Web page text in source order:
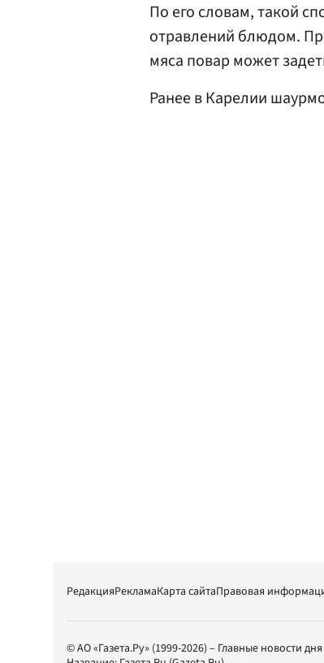
По его словам, такой
отравлений блюдом.
мяса повар может
Ранее в Карелии
РедакцияРекламаКарта сайтаПравовая
© АО «Газета.Ру» (1999-2026) – Главные новости дня